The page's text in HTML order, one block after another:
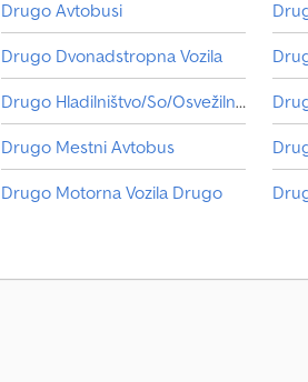
informacije Leto izdelave: december 2012
KM) Širina gosenic: 20 cm Vrsta goriva: dizel
100 x 110 cm Garancija Garancija: 3 mesece
Drugo Avtobusi
Drugo Dvonadstropna Vozila
Drugo Hladilništvo/So/Osvežilne Storitve
Drugo Mestni Avtobus
Drugo Motorna Vozila Drugo
Drugo Presse